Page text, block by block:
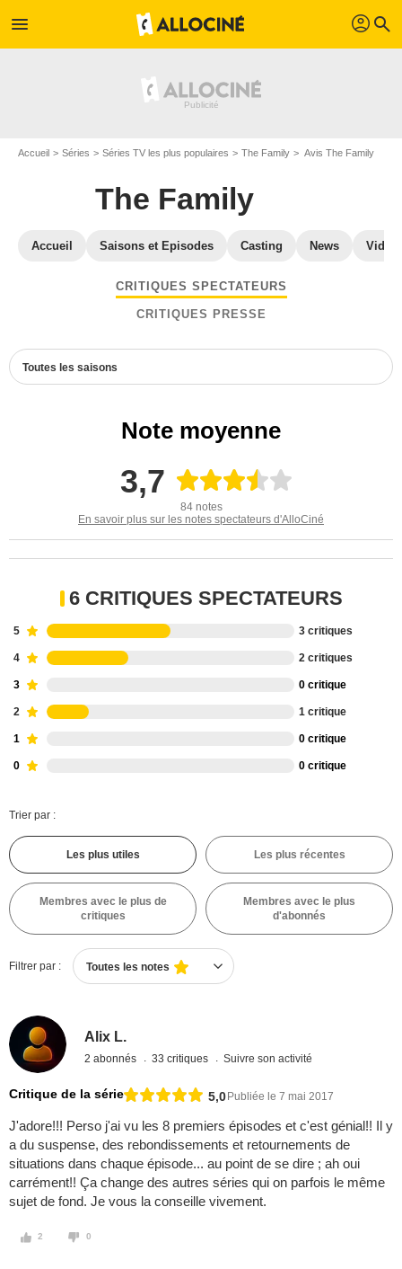
menu profil search
Accueil Séries Séries TV les plus populaires The Family Avis The Family
The Family
Accueil Saisons et Episodes Casting News
CRITIQUES SPECTATEURS
CRITIQUES PRESSE
Toutes les saisons
Note moyenne
3,7
84 notes
En savoir plus sur les notes spectateurs d'AlloCiné
6 CRITIQUES SPECTATEURS
5 3 critiques
4 2 critiques
3 0 critique
2 1 critique
1 0 critique
0 0 critique
Trier par :
Les plus utiles Les plus récentes
Membres avec le plus de
critiques
Membres avec le plus
d'abonnés
Filtrer par : Toutes les notes
Alix L.
2 abonnés 33 critiques Suivre son activité
Critique de la série 5,0Publiée le 7 mai 2017
J'adore!!! Perso j'ai vu les 8 premiers épisodes et c'est génial!! Il y
a du suspense, des rebondissements et retournements de
situations dans chaque épisode... au point de se dire ; ah oui
carrément!! Ça change des autres séries qui on parfois le même
sujet de fond. Je vous la conseille vivement.
2 0